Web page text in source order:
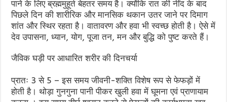
पाने के लिए ब्रह्ममुहूर्त बेहतर समय है। क्योंकि रात की नींद के बाद
पिछले दिन की शारीरिक और मानसिक थकान उतर जाने पर दिमाग
शांत और स्थिर रहता है। वातावरण और हवा भी स्वच्छ होती है। ऐसे में
देव उपासना, ध्यान, योग, पूजा तन, मन और बुद्धि को पुष्ट करते हैं।
जैविक घड़ी पर आधारित शरीर की दिनचर्या
प्रातः 3 से 5 – इस समय जीवनी-शक्ति विशेष रूप से फेफड़ों में
होती है। थोड़ा गुनगुना पानी पीकर खुली हवा में घूमना एवं प्राणायाम